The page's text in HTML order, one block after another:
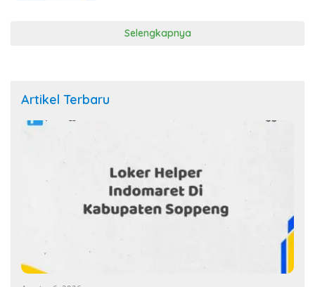
Selengkapnya
Artikel Terbaru